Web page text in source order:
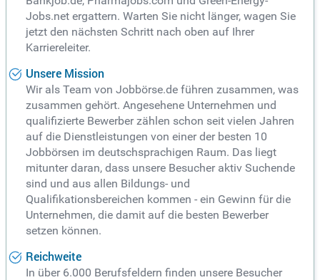
Jobs.net ergattern. Warten Sie nicht länger, wagen Sie
jetzt den nächsten Schritt nach oben auf Ihrer
Karriereleiter.
Unsere Mission
Wir als Team von Jobbörse.de führen zusammen, was
zusammen gehört. Angesehene Unternehmen und
qualifizierte Bewerber zählen schon seit vielen Jahren
auf die Dienstleistungen von einer der besten 10
Jobbörsen im deutschsprachigen Raum. Das liegt
mitunter daran, dass unsere Besucher aktiv Suchende
sind und aus allen Bildungs- und
Qualifikationsbereichen kommen - ein Gewinn für die
Unternehmen, die damit auf die besten Bewerber
setzen können.
Reichweite
In über 6.000 Berufsfeldern finden unsere Besucher